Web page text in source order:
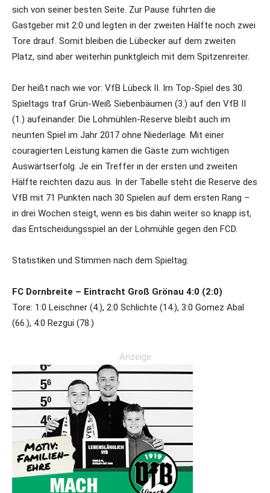
sich von seiner besten Seite. Zur Pause führten die
Gastgeber mit 2:0 und legten in der zweiten Hälfte noch zwei
Tore drauf. Somit bleiben die Lübecker auf dem zweiten
Platz, sind aber weiterhin punktgleich mit dem Spitzenreiter.
Der heißt nach wie vor: VfB Lübeck II. Im Top-Spiel des 30.
Spieltags traf Grün-Weiß Siebenbäumen (3.) auf den VfB II
(1.) aufeinander. Die Lohmühlen-Reserve bleibt auch im
neunten Spiel im Jahr 2017 ohne Niederlage. Mit einer
couragierten Leistung kamen die Gäste zum wichtigen
Auswärtserfolg. Je ein Treffer in der ersten und zweiten
Hälfte reichten dazu aus. In der Tabelle steht die Reserve des
VfB mit 71 Punkten nach 30 Spielen auf dem ersten Rang –
in drei Wochen steigt, wenn es bis dahin weiter so knapp ist,
das Entscheidungsspiel an der Lohmühle gegen den FCD.
Statistiken und Stimmen nach dem Spieltag:
FC Dornbreite – Eintracht Groß Grönau 4:0 (2:0)
Tore: 1:0 Leischner (4.), 2:0 Schlichte (14.), 3:0 Gomez Abal
(66.), 4:0 Rezgui (78.)
Anzeige